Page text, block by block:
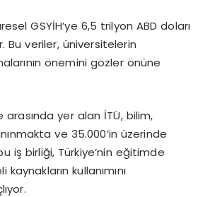
GSYİH’ye 6,5 trilyon ABD doları
veriler, üniversitelerin
önemini gözler önüne
arasında yer alan İTÜ, bilim,
ve 35.000’in üzerinde
iş birliği, Türkiye’nin eğitimde
kullanımını